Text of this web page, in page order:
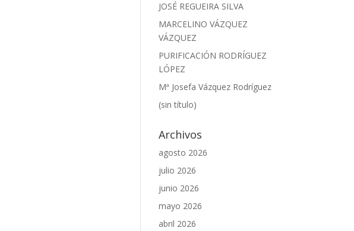
JOSÉ REGUEIRA SILVA
MARCELINO VÁZQUEZ
VÁZQUEZ
PURIFICACIÓN RODRÍGUEZ
LÓPEZ
Mª Josefa Vázquez Rodríguez
(sin título)
Archivos
agosto 2026
julio 2026
junio 2026
mayo 2026
abril 2026